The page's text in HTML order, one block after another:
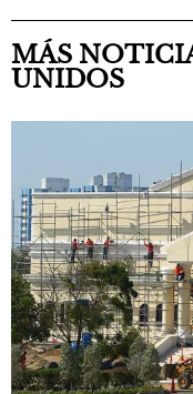
MÁS
UNIDOS